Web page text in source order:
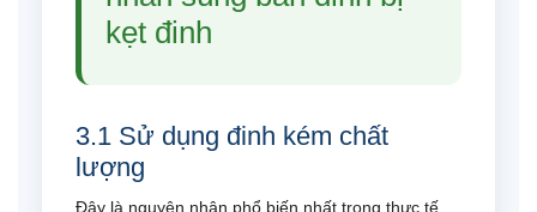
kẹt đinh
3.1 Sử dụng đinh kém chất
lượng
Đây là nguyên nhân phổ biến nhất trong thực tế